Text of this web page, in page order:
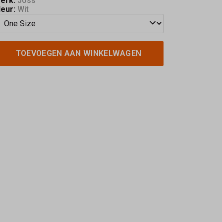
Wit
TOEVOEGEN AAN WINKELWAGEN